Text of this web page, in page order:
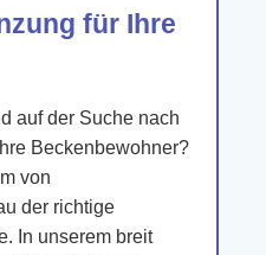
für Ihre
auf der Suche nach
Beckenbewohner?
von
der richtige
In unserem breit